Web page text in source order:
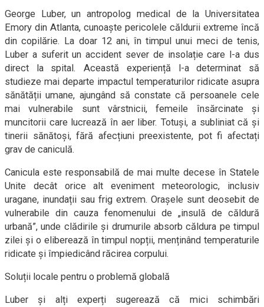
George Luber, un antropolog medical de la Universitatea
Emory din Atlanta, cunoaște pericolele căldurii extreme încă
din copilărie. La doar 12 ani, în timpul unui meci de tenis,
Luber a suferit un accident sever de insolație care l-a dus
direct la spital. Această experiență l-a determinat să
studieze mai departe impactul temperaturilor ridicate asupra
sănătății umane, ajungând să constate că persoanele cele
mai vulnerabile sunt vârstnicii, femeile însărcinate și
muncitorii care lucrează în aer liber. Totuși, a subliniat că și
tinerii sănătoși, fără afecțiuni preexistente, pot fi afectați
grav de caniculă.
Canicula este responsabilă de mai multe decese în Statele
Unite decât orice alt eveniment meteorologic, inclusiv
uragane, inundații sau frig extrem. Orașele sunt deosebit de
vulnerabile din cauza fenomenului de „insulă de căldură
urbană”, unde clădirile și drumurile absorb căldura pe timpul
zilei și o eliberează în timpul nopții, menținând temperaturile
ridicate și împiedicând răcirea corpului.
Soluții locale pentru o problemă globală
Luber și alți experți sugerează că mici schimbări